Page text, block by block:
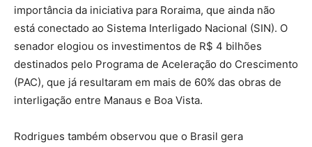
importância da iniciativa para Roraima, que ainda não
está conectado ao Sistema Interligado Nacional (SIN). O
senador elogiou os investimentos de R$ 4 bilhões
destinados pelo Programa de Aceleração do Crescimento
(PAC), que já resultaram em mais de 60% das obras de
interligação entre Manaus e Boa Vista.
Rodrigues também observou que o Brasil gera